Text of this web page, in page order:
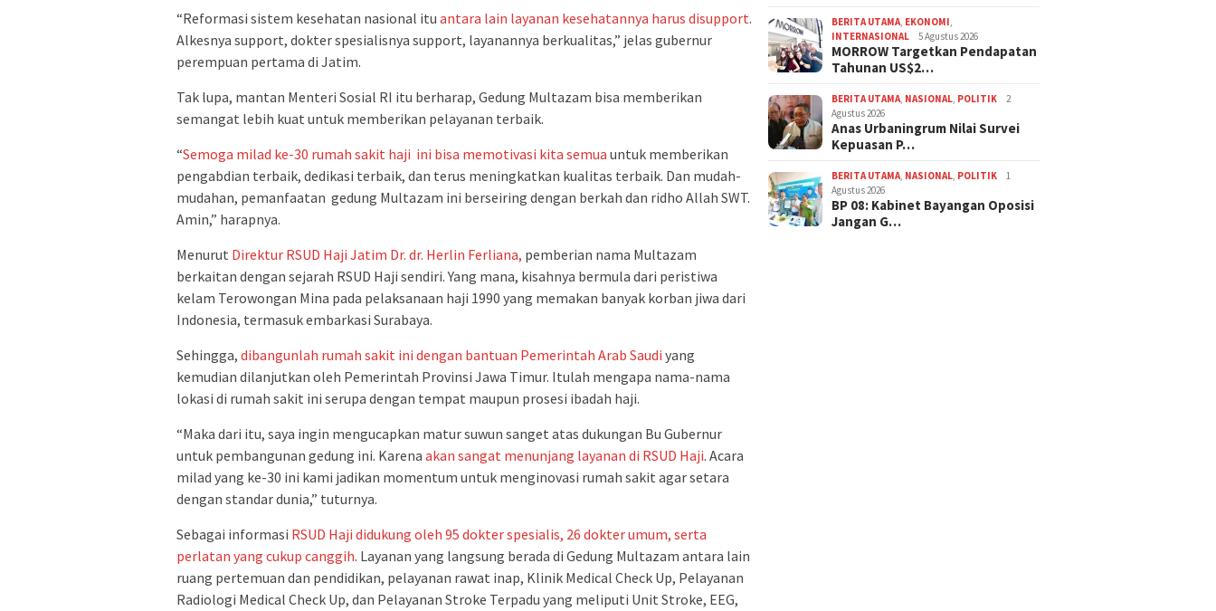
“Reformasi sistem kesehatan nasional itu antara lain layanan kesehatannya harus disupport.
Alkesnya support, dokter spesialisnya support, layanannya berkualitas,” jelas gubernur
perempuan pertama di Jatim.
Tak lupa, mantan Menteri Sosial RI itu berharap, Gedung Multazam bisa memberikan
semangat lebih kuat untuk memberikan pelayanan terbaik.
“Semoga milad ke-30 rumah sakit haji ini bisa memotivasi kita semua untuk memberikan
pengabdian terbaik, dedikasi terbaik, dan terus meningkatkan kualitas terbaik. Dan mudah-
mudahan, pemanfaatan gedung Multazam ini berseiring dengan berkah dan ridho Allah SWT.
Amin,” harapnya.
Menurut Direktur RSUD Haji Jatim Dr. dr. Herlin Ferliana, pemberian nama Multazam
berkaitan dengan sejarah RSUD Haji sendiri. Yang mana, kisahnya bermula dari peristiwa
kelam Terowongan Mina pada pelaksanaan haji 1990 yang memakan banyak korban jiwa dari
Indonesia, termasuk embarkasi Surabaya.
Sehingga, dibangunlah rumah sakit ini dengan bantuan Pemerintah Arab Saudi yang
kemudian dilanjutkan oleh Pemerintah Provinsi Jawa Timur. Itulah mengapa nama-nama
lokasi di rumah sakit ini serupa dengan tempat maupun prosesi ibadah haji.
“Maka dari itu, saya ingin mengucapkan matur suwun sanget atas dukungan Bu Gubernur
untuk pembangunan gedung ini. Karena akan sangat menunjang layanan di RSUD Haji. Acara
milad yang ke-30 ini kami jadikan momentum untuk menginovasi rumah sakit agar setara
dengan standar dunia,” tuturnya.
Sebagai informasi RSUD Haji didukung oleh 95 dokter spesialis, 26 dokter umum, serta
perlatan yang cukup canggih. Layanan yang langsung berada di Gedung Multazam antara lain
ruang pertemuan dan pendidikan, pelayanan rawat inap, Klinik Medical Check Up, Pelayanan
Radiologi Medical Check Up, dan Pelayanan Stroke Terpadu yang meliputi Unit Stroke, EEG,
BERITA UTAMA EKONOMI
INTERNASIONAL
5 Agustus 2026
MORROW Targetkan Pendapatan
Tahunan US$2…
BERITA UTAMA NASIONAL POLITIK
2
Agustus 2026
Anas Urbaningrum Nilai Survei
Kepuasan P…
BERITA UTAMA NASIONAL POLITIK
1
Agustus 2026
BP 08: Kabinet Bayangan Oposisi
Jangan G…